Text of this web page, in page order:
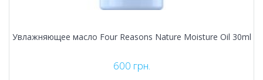
Увлажняющее масло Four Reasons Nature Moisture Oil 30ml
600 грн.